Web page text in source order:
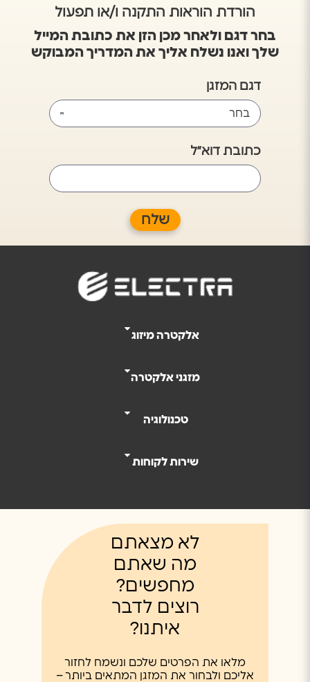
הורדת הוראות התקנה ו/או תפעול
בחר דגם ולאחר מכן הזן את כתובת המייל
שלך ואנו נשלח אליך את המדריך המבוקש
דגם המזגן
כתובת דוא״ל
שלח
אלקטרה מיזוג
מזגני אלקטרה
טכנולוגיה
שירות לקוחות
לא מצאתם
מה שאתם
מחפשים?
רוצים לדבר
איתנו?
מלאו את הפרטים שלכם ונשמח לחזור
אליכם ולבחור את המזגן המתאים ביותר –